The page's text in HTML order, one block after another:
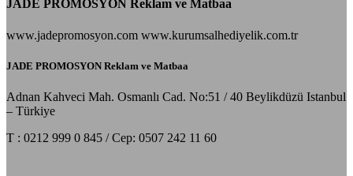
JADE PROMOSYON Reklam ve Matbaa
www.jadepromosyon.com www.kurumsalhediyelik.com.tr
JADE PROMOSYON Reklam ve Matbaa
Adnan Kahveci Mah. Osmanlı Cad. No:51 / 40 Beylikdüzü Istanbul
– Türkiye
T : 0212 999 0 845 / Cep: 0507 242 11 60